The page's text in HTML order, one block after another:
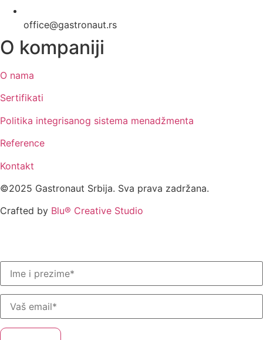
office@gastronaut.rs
O kompaniji
O nama
Sertifikati
Politika integrisanog sistema menadžmenta
Reference
Kontakt
©2025 Gastronaut Srbija. Sva prava zadržana.
Crafted by Blu® Creative Studio